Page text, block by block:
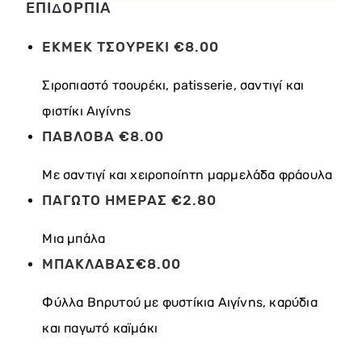
ΕΠΙΔΟΡΠΙΑ
ΕΚΜΕΚ ΤΣΟΥΡΕΚΙ €8.00
Σιροπιαστό τσουρέκι, patisserie, σαντιγί και
φιστίκι Αιγίνης
ΠΑΒΛΟΒΑ €8.00
Με σαντιγί και χειροποίητη μαρμελάδα φράουλα
ΠΑΓΩΤΟ ΗΜΕΡΑΣ €2.80
Μια μπάλα
ΜΠΑΚΛΑΒΑΣ€8.00
Φύλλα Βηρυτού με φυστίκια Αιγίνης, καρύδια
και παγωτό καϊμάκι